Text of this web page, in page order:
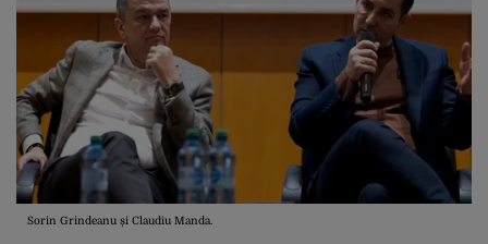
Sorin Grindeanu și Claudiu Manda.